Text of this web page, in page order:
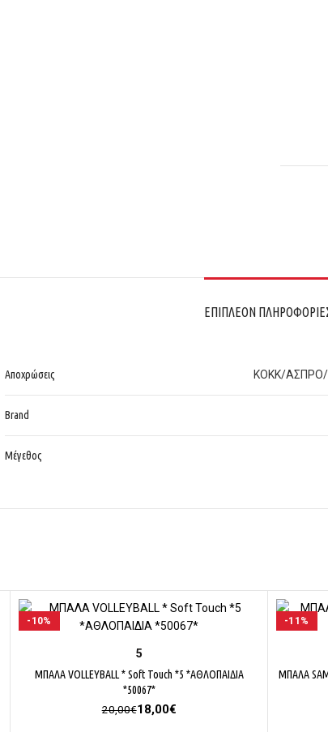
ΕΠΙΠΛΈΟΝ
Αποχρώσεις ΚΟΚΚ/
Brand
Μέγεθος
-10%
ΕΠΙΛΟΓΉ
5
ΜΠΑΛΑ VOLLEYBALL * Soft Touch *5 *ΑΘΛΟΠΑΙΔΙΑ
*50067*
20,00€Original
18,00€Η
-11%
ΜΠΑΛΑ